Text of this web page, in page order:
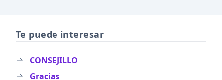
Te puede interesar
CONSEJILLO
Gracias